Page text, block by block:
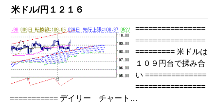
米ドル/円１２１６
================
================
========= 米ドルは
１０９円台で揉み合
い ==============
================
=========== デイリー チャート…